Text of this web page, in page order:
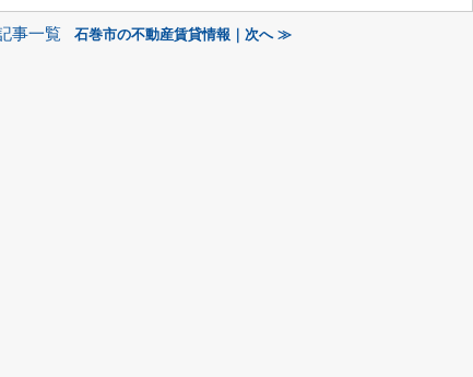
事一覧 石巻市の不動産賃貸情報｜次へ ≫